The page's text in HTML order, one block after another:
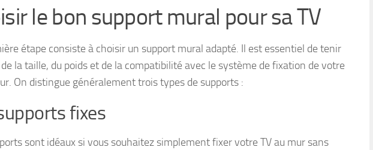
le bon support mural pour sa TV
étape consiste à choisir un support mural adapté. Il est essentiel de tenir
la taille, du poids et de la compatibilité avec le système de fixation de votre
On distingue généralement trois types de supports :
fixes
sont idéaux si vous souhaitez simplement fixer votre TV au mur sans